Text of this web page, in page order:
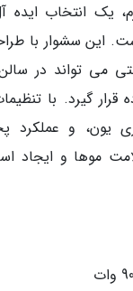
و وزن 1050 گرم، یک انتخاب
این سشوار با
می تواند در
قرار گیرد. با
یون، و عملکرد
موها و ایجاد